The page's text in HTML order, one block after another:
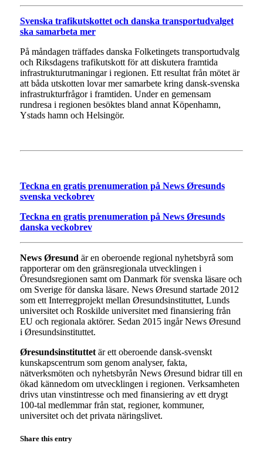
Svenska trafikutskottet och danska transportudvalget
ska samarbeta mer
På måndagen träffades danska Folketingets transport­udvalg
och Riksdagens trafikutskott för att diskutera framtida
infrastrukturutmaningar i regionen. Ett resultat från mötet är
att båda utskotten lovar mer samarbete kring dansk-svenska
infrastrukturfrågor i framtiden. Under en gemensam
rundresa i regionen besöktes bland annat Köpenhamn,
Ystads hamn och Helsingör.
Teckna en gratis prenumeration på News Øresunds
svenska veckobrev
Teckna en gratis prenumeration på News Øresunds
danska veckobrev
News Øresund är en oberoende regional nyhetsbyrå som
rapporterar om den gränsregionala utvecklingen i
Öresundsregionen samt om Danmark för svenska läsare och
om Sverige för danska läsare. News Øresund startade 2012
som ett Interregprojekt mellan Øresundsinstituttet, Lunds
universitet och Roskilde universitet med finansiering från
EU och regionala aktörer. Sedan 2015 ingår News Øresund
i Øresundsinstituttet.
Øresundsinstituttetär ett oberoende dansk-svenskt
kunskapscentrum som genom analyser, fakta,
nätverksmöten och nyhetsbyrån News Øresund bidrar till en
ökad kännedom om utvecklingen i regionen. Verksamheten
drivs utan vinstintresse och med finansiering av ett drygt
100-tal medlemmar från stat, regioner, kommuner,
universitet och det privata näringslivet.
Share this entry